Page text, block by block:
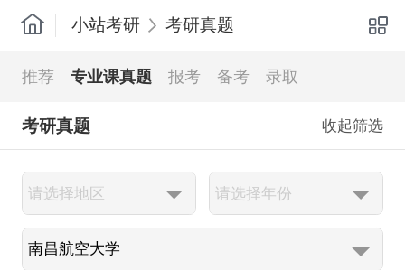
小站考研 考研真题
推荐 专业课真题 报考 备考 录取
考研真题 收起筛选